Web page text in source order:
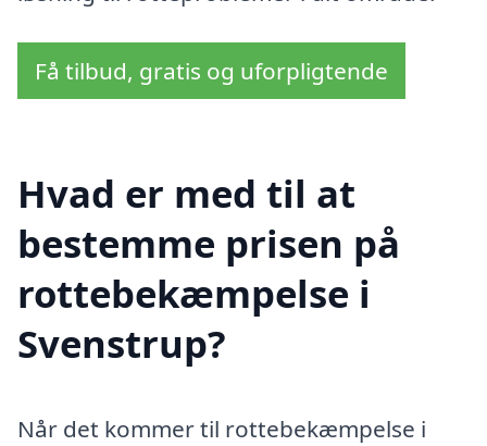
Få tilbud, gratis og uforpligtende
Hvad er med til at
bestemme prisen på
rottebekæmpelse i
Svenstrup?
Når det kommer til rottebekæmpelse i